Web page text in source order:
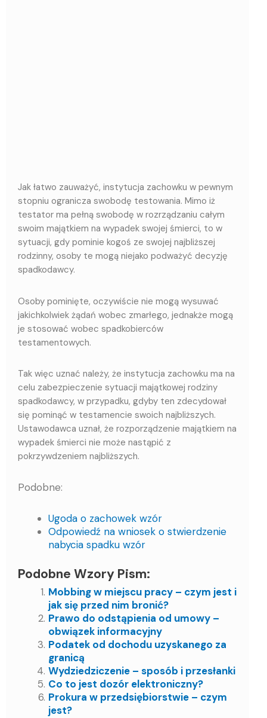
Jak łatwo zauważyć, instytucja zachowku w pewnym
stopniu ogranicza swobodę testowania. Mimo iż
testator ma pełną swobodę w rozrządzaniu całym
swoim majątkiem na wypadek swojej śmierci, to w
sytuacji, gdy pominie kogoś ze swojej najbliższej
rodzinny, osoby te mogą niejako podważyć decyzję
spadkodawcy.
Osoby pominięte, oczywiście nie mogą wysuwać
jakichkolwiek żądań wobec zmarłego, jednakże mogą
je stosować wobec spadkobierców
testamentowych.
Tak więc uznać należy, że instytucja zachowku ma na
celu zabezpieczenie sytuacji majątkowej rodziny
spadkodawcy, w przypadku, gdyby ten zdecydował
się pominąć w testamencie swoich najbliższych.
Ustawodawca uznał, że rozporządzenie majątkiem na
wypadek śmierci nie może nastąpić z
pokrzywdzeniem najbliższych.
Podobne:
Ugoda o zachowek wzór
Odpowiedź na wniosek o stwierdzenie
nabycia spadku wzór
Podobne Wzory Pism:
Mobbing w miejscu pracy – czym jest i
jak się przed nim bronić?
Prawo do odstąpienia od umowy –
obwiązek informacyjny
Podatek od dochodu uzyskanego za
granicą
Wydziedziczenie – sposób i przesłanki
Co to jest dozór elektroniczny?
Prokura w przedsiębiorstwie – czym
jest?